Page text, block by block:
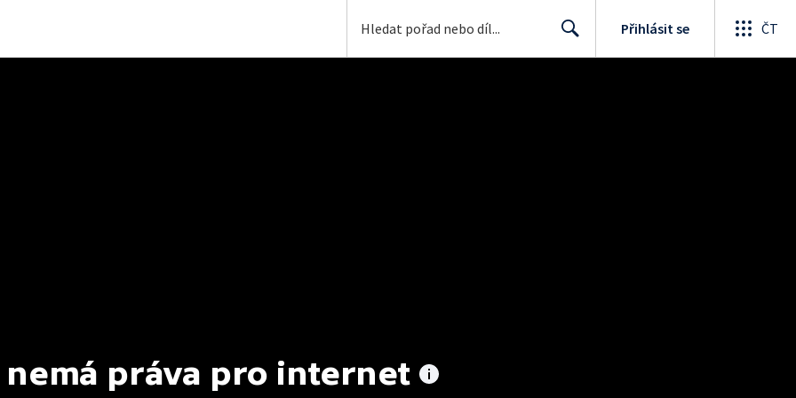
Přihlásit se ČT
nemá práva pro internet